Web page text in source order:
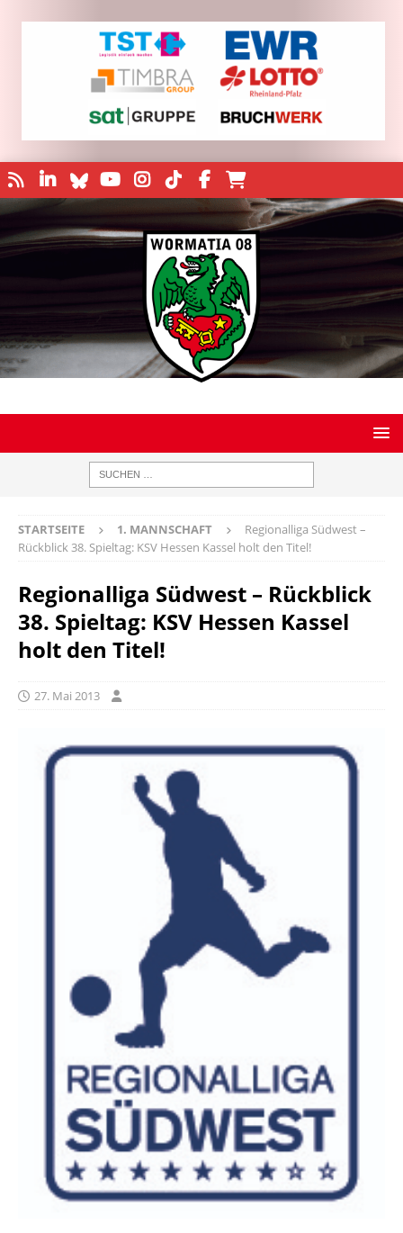
STARTSEITE 1. MANNSCHAFT
Regionalliga Südwest –
Rückblick 38. Spieltag: KSV Hessen Kassel holt den Titel!
Regionalliga Südwest – Rückblick
38. Spieltag: KSV Hessen Kassel
holt den Titel!
27. Mai 2013